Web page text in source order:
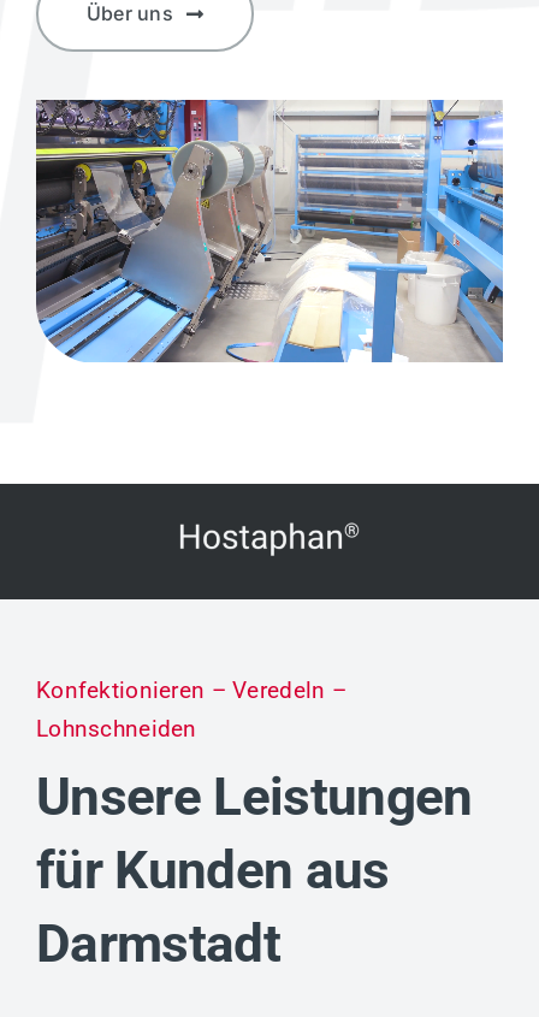
Über uns
Konfektionieren – Veredeln –
Lohnschneiden
Unsere Leistungen
für Kunden aus
Darmstadt